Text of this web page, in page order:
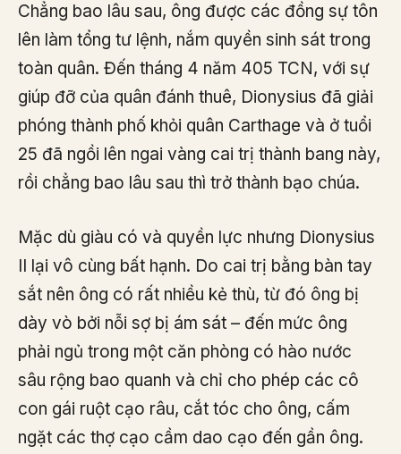
Chẳng bao lâu sau, ông được các đồng sự tôn
lên làm tổng tư lệnh, nắm quyền sinh sát trong
toàn quân. Đến tháng 4 năm 405 TCN, với sự
giúp đỡ của quân đánh thuê, Dionysius đã giải
phóng thành phố khỏi quân Carthage và ở tuổi
25 đã ngồi lên ngai vàng cai trị thành bang này,
rồi chẳng bao lâu sau thì trở thành bạo chúa.
Mặc dù giàu có và quyền lực nhưng Dionysius
II lại vô cùng bất hạnh. Do cai trị bằng bàn tay
sắt nên ông có rất nhiều kẻ thù, từ đó ông bị
dày vò bởi nỗi sợ bị ám sát – đến mức ông
phải ngủ trong một căn phòng có hào nước
sâu rộng bao quanh và chỉ cho phép các cô
con gái ruột cạo râu, cắt tóc cho ông, cấm
ngặt các thợ cạo cầm dao cạo đến gần ông.